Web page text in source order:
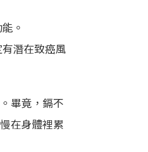
。
潛在致癌風
畢竟，鎘不
在身體裡累